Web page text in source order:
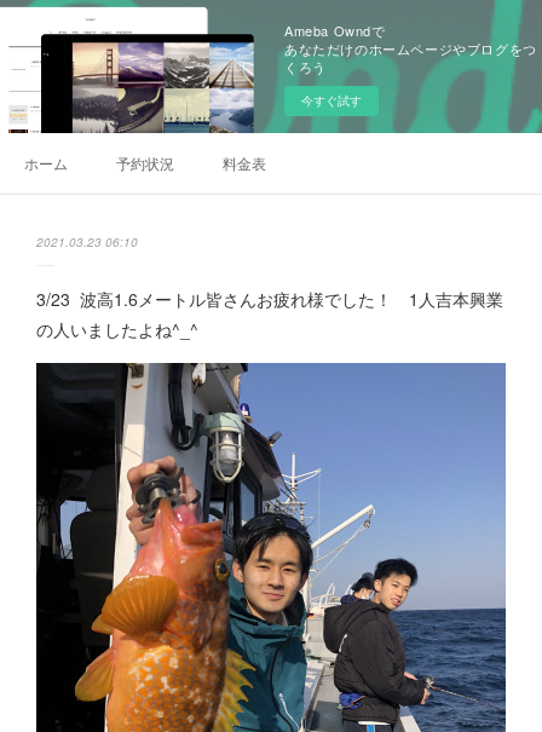
Ameba Owndで
あなただけのホームページやブログをつ
くろう
今すぐ試す
ホーム 予約状況 料金表
2021.03.23 06:10
3/23 波高1.6メートル皆さんお疲れ様でした！ 1人吉本興業
の人いましたよね^_^